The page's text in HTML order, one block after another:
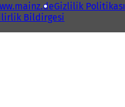
Gizlilik Politikası
Bildirgesi